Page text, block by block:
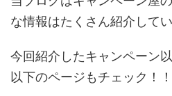
な情報はたくさん紹介して
今回紹介したキャンペーン
以下のページもチェック！！